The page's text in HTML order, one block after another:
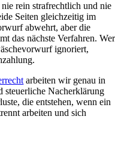
rein strafrechtlich und nie
Seiten gleichzeitig im
abwehrt, aber die
das nächste Verfahren. Wer
ignoriert,
arbeiten wir genau in
steuerliche Nacherklärung
die entstehen, wenn ein
arbeiten und sich